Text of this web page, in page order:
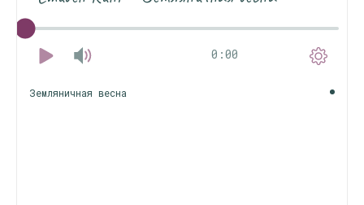
0:00
Земляничная весна